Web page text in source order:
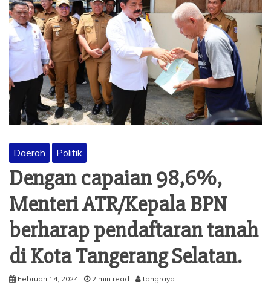
Daerah Politik
Dengan capaian 98,6%,
Menteri ATR/Kepala BPN
berharap pendaftaran tanah
di Kota Tangerang Selatan.
Februari 14, 2024 2 min read tangraya